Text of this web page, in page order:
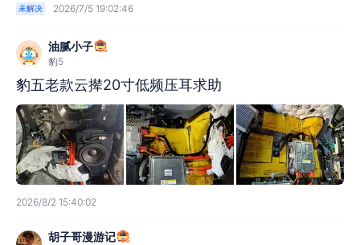
未解决 2026/7/5 19:02:46
油腻小子
豹5
豹五老款云撵20寸低频压耳求助
2026/8/2 15:40:02
胡子哥漫游记